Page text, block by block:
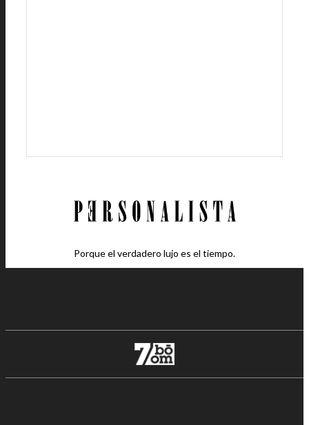
Porque el verdadero lujo es el tiempo.